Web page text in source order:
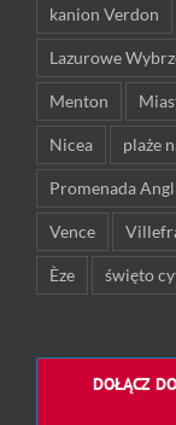
kanion Verdon
Lazurowe
Menton
Nicea plaże
Promenada
Vence
Èze święto
DOŁĄCZ